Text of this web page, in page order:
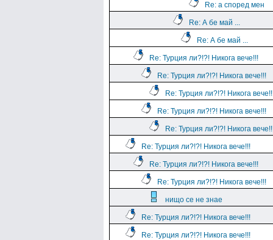
Re: а според мен
Re: А бе май ...
Re: А бе май ...
Re: Турция ли?!?! Никога вече!!!
Re: Турция ли?!?! Никога вече!!!
Re: Турция ли?!?! Никога
Re: Турция ли?!?! Никога вече!!!
Re: Турция ли?!?! Никога
Re: Турция ли?!?! Никога вече!!!
Re: Турция ли?!?! Никога вече!!!
Re: Турция ли?!?! Никога вече!!!
нищо се не знае
Re: Турция ли?!?! Никога вече!!!
Re: Турция ли?!?! Никога вече!!!